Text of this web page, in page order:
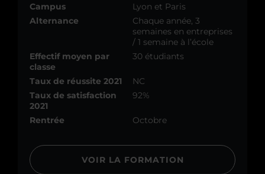
Campus
Lyon et Paris
Alternance
Chaque année, 3
semaines en entreprises
/ 1 semaine à l’école
Effectif moyen par
classe
30 étudiants
Taux de réussite 2021
NC
Taux de satisfaction
2021
92%
Rentrée Octobre
VOIR LA FORMATION